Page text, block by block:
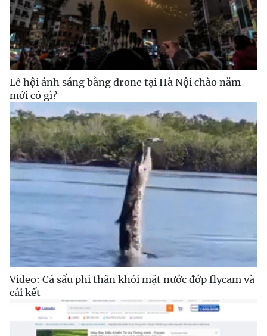
Lễ hội ánh sáng bằng drone tại Hà Nội chào năm
mới có gì?
Video: Cá sấu phi thân khỏi mặt nước đớp flycam và
cái kết